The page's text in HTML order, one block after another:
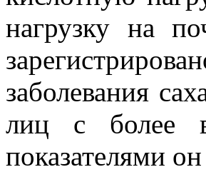
нагрузку на
заболевания
лиц с более
показателями